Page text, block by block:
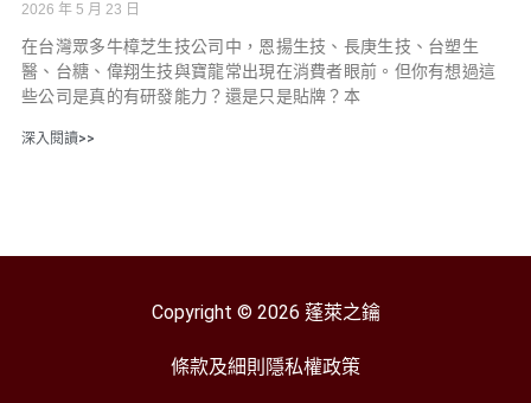
2026 年 5 月 23 日
在台灣眾多牛樟芝生技公司中，恩揚生技、長庚生技、台塑生
醫、台糖、偉翔生技與寶龍常出現在消費者眼前。但你有想過這
些公司是真的有研發能力？還是只是貼牌？本
深入閱讀>>
Copyright © 2026 蓬萊之鑰
條款及細則 隱私權政策